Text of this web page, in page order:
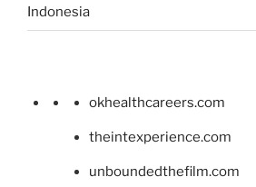
Indonesia
okhealthcareers.com
theintexperience.com
unboundedthefilm.com